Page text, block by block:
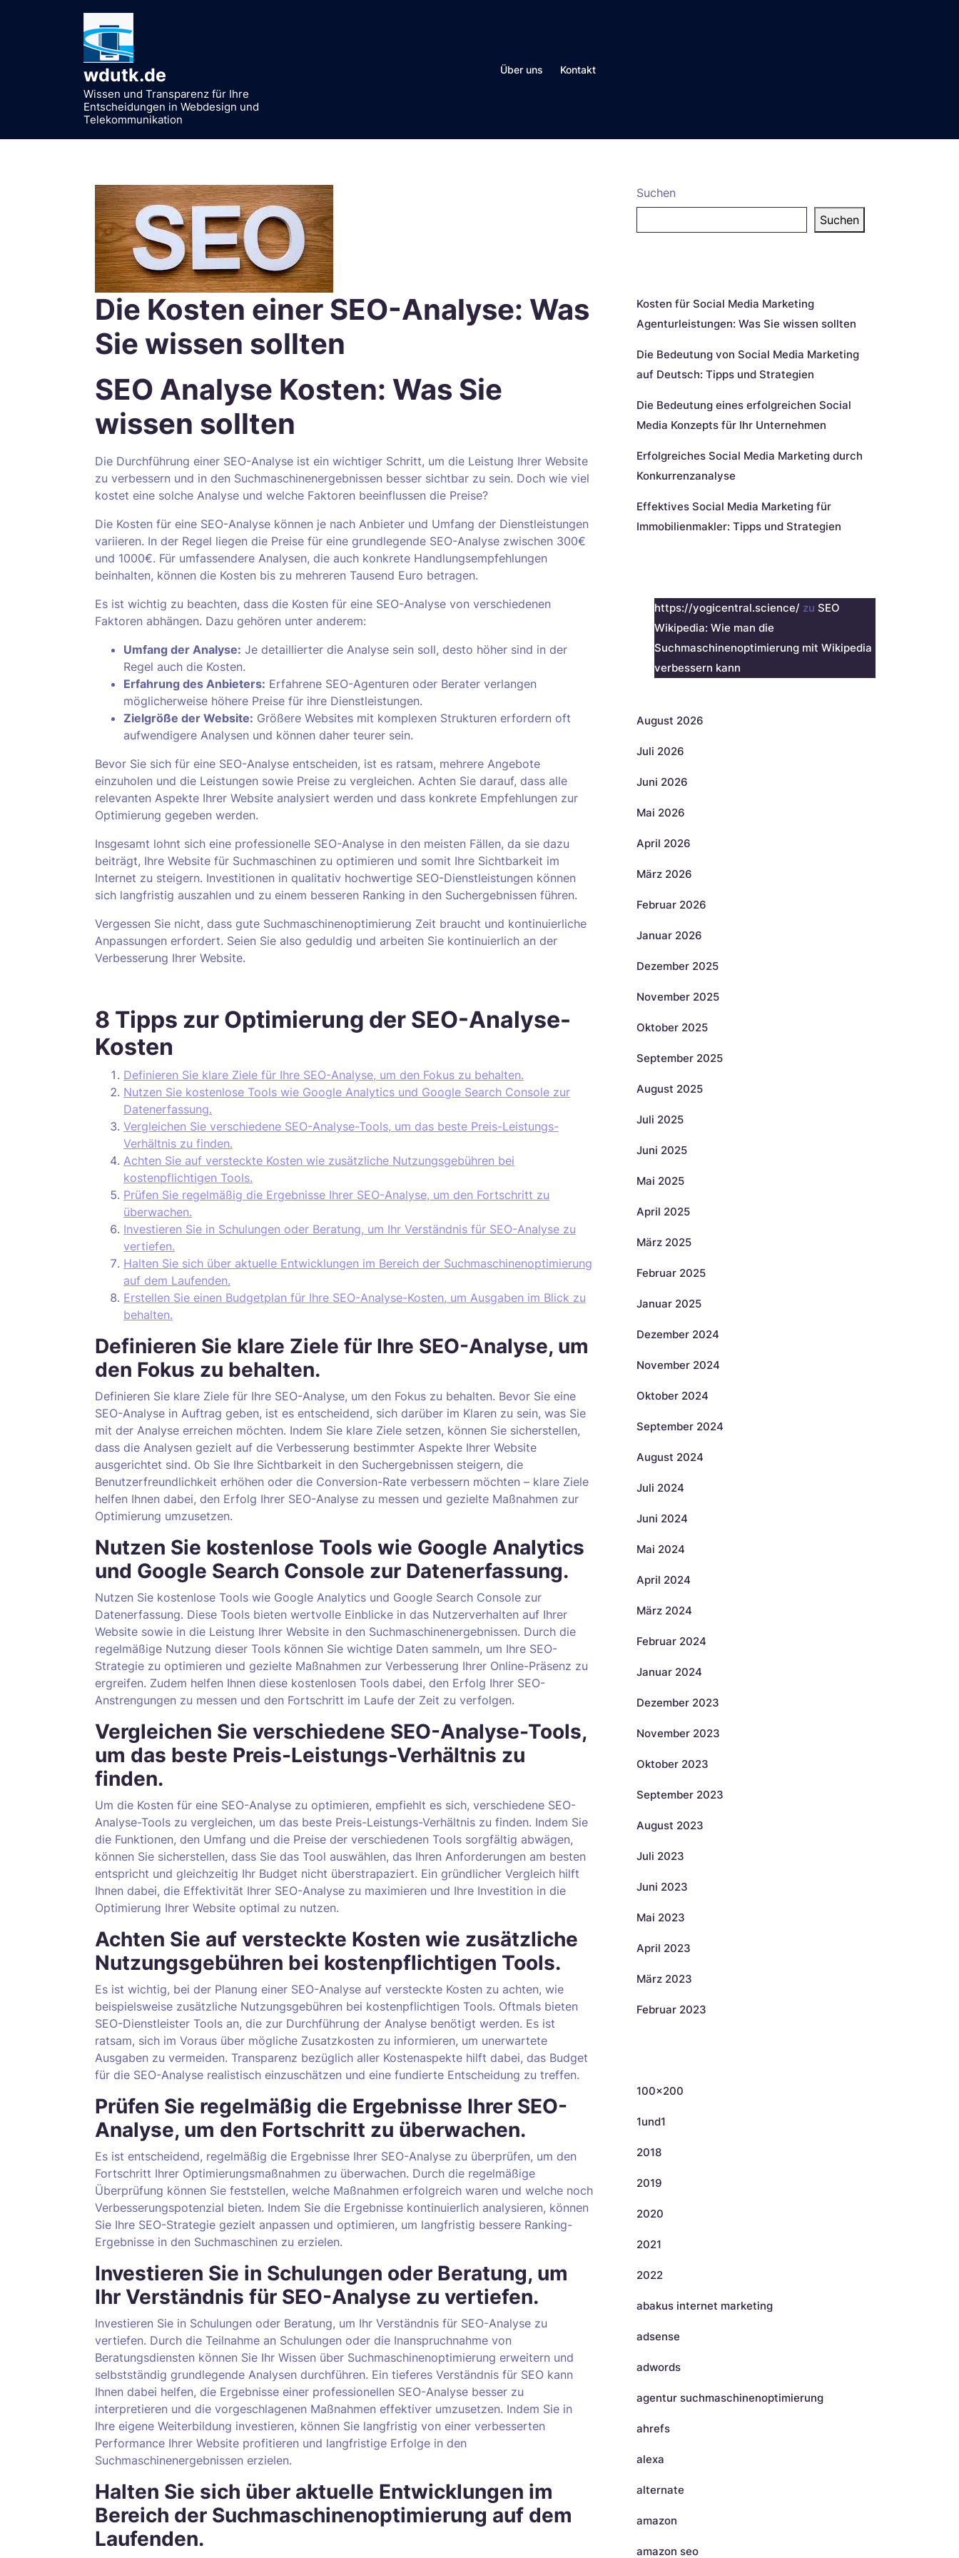
wdutk.de
Wissen und Transparenz für Ihre
Entscheidungen in Webdesign und
Telekommunikation
Über uns Kontakt
Die Kosten einer SEO-Analyse: Was
Sie wissen sollten
SEO Analyse Kosten: Was Sie
wissen sollten
Die Durchführung einer SEO-Analyse ist ein wichtiger Schritt, um die Leistung Ihrer Website
zu verbessern und in den Suchmaschinenergebnissen besser sichtbar zu sein. Doch wie viel
kostet eine solche Analyse und welche Faktoren beeinflussen die Preise?
Die Kosten für eine SEO-Analyse können je nach Anbieter und Umfang der Dienstleistungen
variieren. In der Regel liegen die Preise für eine grundlegende SEO-Analyse zwischen 300€
und 1000€. Für umfassendere Analysen, die auch konkrete Handlungsempfehlungen
beinhalten, können die Kosten bis zu mehreren Tausend Euro betragen.
Es ist wichtig zu beachten, dass die Kosten für eine SEO-Analyse von verschiedenen
Faktoren abhängen. Dazu gehören unter anderem:
Umfang der Analyse: Je detaillierter die Analyse sein soll, desto höher sind in der
Regel auch die Kosten.
Erfahrung des Anbieters: Erfahrene SEO-Agenturen oder Berater verlangen
möglicherweise höhere Preise für ihre Dienstleistungen.
Zielgröße der Website: Größere Websites mit komplexen Strukturen erfordern oft
aufwendigere Analysen und können daher teurer sein.
Bevor Sie sich für eine SEO-Analyse entscheiden, ist es ratsam, mehrere Angebote
einzuholen und die Leistungen sowie Preise zu vergleichen. Achten Sie darauf, dass alle
relevanten Aspekte Ihrer Website analysiert werden und dass konkrete Empfehlungen zur
Optimierung gegeben werden.
Insgesamt lohnt sich eine professionelle SEO-Analyse in den meisten Fällen, da sie dazu
beiträgt, Ihre Website für Suchmaschinen zu optimieren und somit Ihre Sichtbarkeit im
Internet zu steigern. Investitionen in qualitativ hochwertige SEO-Dienstleistungen können
sich langfristig auszahlen und zu einem besseren Ranking in den Suchergebnissen führen.
Vergessen Sie nicht, dass gute Suchmaschinenoptimierung Zeit braucht und kontinuierliche
Anpassungen erfordert. Seien Sie also geduldig und arbeiten Sie kontinuierlich an der
Verbesserung Ihrer Website.
8 Tipps zur Optimierung der SEO-Analyse-
Kosten
Definieren Sie klare Ziele für Ihre SEO-Analyse, um den Fokus zu behalten.
Nutzen Sie kostenlose Tools wie Google Analytics und Google Search Console zur
Datenerfassung.
Vergleichen Sie verschiedene SEO-Analyse-Tools, um das beste Preis-Leistungs-
Verhältnis zu finden.
Achten Sie auf versteckte Kosten wie zusätzliche Nutzungsgebühren bei
kostenpflichtigen Tools.
Prüfen Sie regelmäßig die Ergebnisse Ihrer SEO-Analyse, um den Fortschritt zu
überwachen.
Investieren Sie in Schulungen oder Beratung, um Ihr Verständnis für SEO-Analyse zu
vertiefen.
Halten Sie sich über aktuelle Entwicklungen im Bereich der Suchmaschinenoptimierung
auf dem Laufenden.
Erstellen Sie einen Budgetplan für Ihre SEO-Analyse-Kosten, um Ausgaben im Blick zu
behalten.
Definieren Sie klare Ziele für Ihre SEO-Analyse, um
den Fokus zu behalten.
Definieren Sie klare Ziele für Ihre SEO-Analyse, um den Fokus zu behalten. Bevor Sie eine
SEO-Analyse in Auftrag geben, ist es entscheidend, sich darüber im Klaren zu sein, was Sie
mit der Analyse erreichen möchten. Indem Sie klare Ziele setzen, können Sie sicherstellen,
dass die Analysen gezielt auf die Verbesserung bestimmter Aspekte Ihrer Website
ausgerichtet sind. Ob Sie Ihre Sichtbarkeit in den Suchergebnissen steigern, die
Benutzerfreundlichkeit erhöhen oder die Conversion-Rate verbessern möchten – klare Ziele
helfen Ihnen dabei, den Erfolg Ihrer SEO-Analyse zu messen und gezielte Maßnahmen zur
Optimierung umzusetzen.
Nutzen Sie kostenlose Tools wie Google Analytics
und Google Search Console zur Datenerfassung.
Nutzen Sie kostenlose Tools wie Google Analytics und Google Search Console zur
Datenerfassung. Diese Tools bieten wertvolle Einblicke in das Nutzerverhalten auf Ihrer
Website sowie in die Leistung Ihrer Website in den Suchmaschinenergebnissen. Durch die
regelmäßige Nutzung dieser Tools können Sie wichtige Daten sammeln, um Ihre SEO-
Strategie zu optimieren und gezielte Maßnahmen zur Verbesserung Ihrer Online-Präsenz zu
ergreifen. Zudem helfen Ihnen diese kostenlosen Tools dabei, den Erfolg Ihrer SEO-
Anstrengungen zu messen und den Fortschritt im Laufe der Zeit zu verfolgen.
Vergleichen Sie verschiedene SEO-Analyse-Tools,
um das beste Preis-Leistungs-Verhältnis zu
finden.
Um die Kosten für eine SEO-Analyse zu optimieren, empfiehlt es sich, verschiedene SEO-
Analyse-Tools zu vergleichen, um das beste Preis-Leistungs-Verhältnis zu finden. Indem Sie
die Funktionen, den Umfang und die Preise der verschiedenen Tools sorgfältig abwägen,
können Sie sicherstellen, dass Sie das Tool auswählen, das Ihren Anforderungen am besten
entspricht und gleichzeitig Ihr Budget nicht überstrapaziert. Ein gründlicher Vergleich hilft
Ihnen dabei, die Effektivität Ihrer SEO-Analyse zu maximieren und Ihre Investition in die
Optimierung Ihrer Website optimal zu nutzen.
Achten Sie auf versteckte Kosten wie zusätzliche
Nutzungsgebühren bei kostenpflichtigen Tools.
Es ist wichtig, bei der Planung einer SEO-Analyse auf versteckte Kosten zu achten, wie
beispielsweise zusätzliche Nutzungsgebühren bei kostenpflichtigen Tools. Oftmals bieten
SEO-Dienstleister Tools an, die zur Durchführung der Analyse benötigt werden. Es ist
ratsam, sich im Voraus über mögliche Zusatzkosten zu informieren, um unerwartete
Ausgaben zu vermeiden. Transparenz bezüglich aller Kostenaspekte hilft dabei, das Budget
für die SEO-Analyse realistisch einzuschätzen und eine fundierte Entscheidung zu treffen.
Prüfen Sie regelmäßig die Ergebnisse Ihrer SEO-
Analyse, um den Fortschritt zu überwachen.
Es ist entscheidend, regelmäßig die Ergebnisse Ihrer SEO-Analyse zu überprüfen, um den
Fortschritt Ihrer Optimierungsmaßnahmen zu überwachen. Durch die regelmäßige
Überprüfung können Sie feststellen, welche Maßnahmen erfolgreich waren und welche noch
Verbesserungspotenzial bieten. Indem Sie die Ergebnisse kontinuierlich analysieren, können
Sie Ihre SEO-Strategie gezielt anpassen und optimieren, um langfristig bessere Ranking-
Ergebnisse in den Suchmaschinen zu erzielen.
Investieren Sie in Schulungen oder Beratung, um
Ihr Verständnis für SEO-Analyse zu vertiefen.
Investieren Sie in Schulungen oder Beratung, um Ihr Verständnis für SEO-Analyse zu
vertiefen. Durch die Teilnahme an Schulungen oder die Inanspruchnahme von
Beratungsdiensten können Sie Ihr Wissen über Suchmaschinenoptimierung erweitern und
selbstständig grundlegende Analysen durchführen. Ein tieferes Verständnis für SEO kann
Ihnen dabei helfen, die Ergebnisse einer professionellen SEO-Analyse besser zu
interpretieren und die vorgeschlagenen Maßnahmen effektiver umzusetzen. Indem Sie in
Ihre eigene Weiterbildung investieren, können Sie langfristig von einer verbesserten
Performance Ihrer Website profitieren und langfristige Erfolge in den
Suchmaschinenergebnissen erzielen.
Halten Sie sich über aktuelle Entwicklungen im
Bereich der Suchmaschinenoptimierung auf dem
Laufenden.
Suchen
Suchen
Kosten für Social Media Marketing
Agenturleistungen: Was Sie wissen sollten
Die Bedeutung von Social Media Marketing
auf Deutsch: Tipps und Strategien
Die Bedeutung eines erfolgreichen Social
Media Konzepts für Ihr Unternehmen
Erfolgreiches Social Media Marketing durch
Konkurrenzanalyse
Effektives Social Media Marketing für
Immobilienmakler: Tipps und Strategien
https://yogicentral.science/ zu SEO
Wikipedia: Wie man die
Suchmaschinenoptimierung mit Wikipedia
verbessern kann
August 2026
Juli 2026
Juni 2026
Mai 2026
April 2026
März 2026
Februar 2026
Januar 2026
Dezember 2025
November 2025
Oktober 2025
September 2025
August 2025
Juli 2025
Juni 2025
Mai 2025
April 2025
März 2025
Februar 2025
Januar 2025
Dezember 2024
November 2024
Oktober 2024
September 2024
August 2024
Juli 2024
Juni 2024
Mai 2024
April 2024
März 2024
Februar 2024
Januar 2024
Dezember 2023
November 2023
Oktober 2023
September 2023
August 2023
Juli 2023
Juni 2023
Mai 2023
April 2023
März 2023
Februar 2023
100×200
1und1
2018
2019
2020
2021
2022
abakus internet marketing
adsense
adwords
agentur suchmaschinenoptimierung
ahrefs
alexa
alternate
amazon
amazon seo